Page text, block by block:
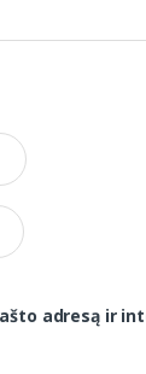
adresą ir